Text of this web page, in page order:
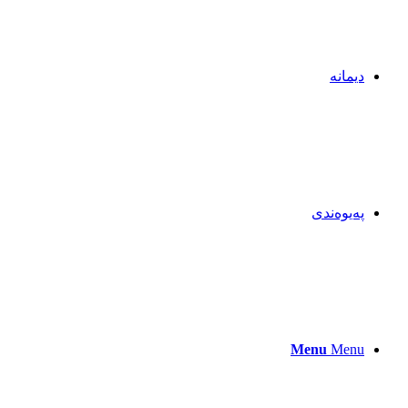
دیمانە
پەیوەندی
Menu Menu